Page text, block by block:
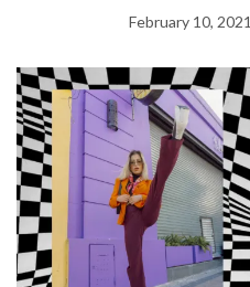
February 10, 2021